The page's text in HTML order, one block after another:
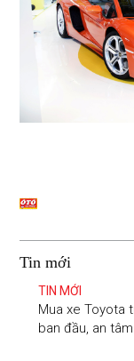
Tin mới
TIN MỚI
Mua xe Toyota
ban đầu, an